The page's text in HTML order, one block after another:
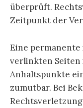
überprüft.
Zeitpunkt der
Eine
verlinkten
Anhaltspunkte
zumutbar. Bei